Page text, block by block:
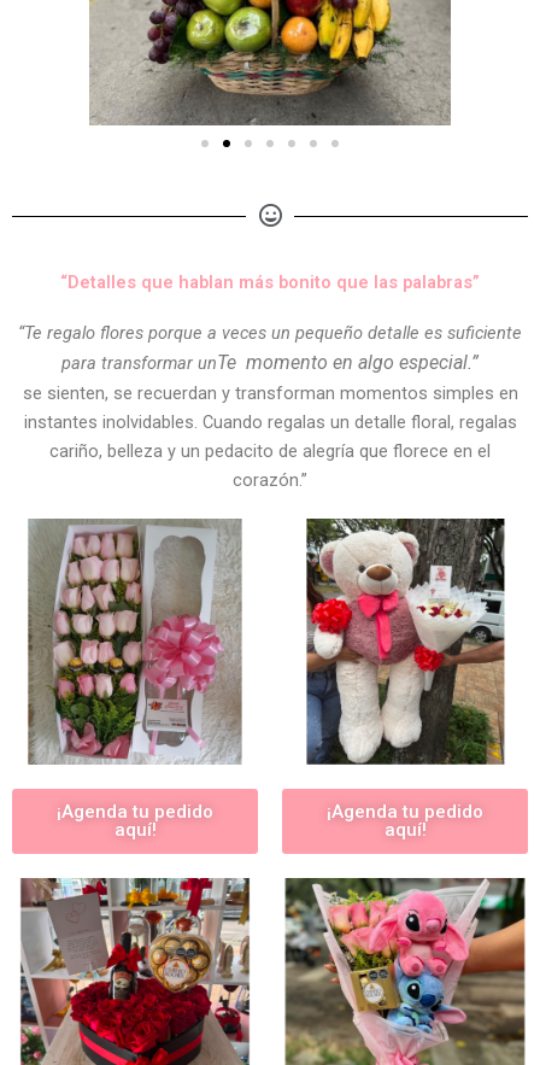
“Detalles que hablan más bonito que las palabras”
“Te regalo flores porque a veces un pequeño detalle es suficiente
para transformar unTe momento en algo especial.”
se sienten, se recuerdan y transforman momentos simples en
instantes inolvidables. Cuando regalas un detalle floral, regalas
cariño, belleza y un pedacito de alegría que florece en el
corazón.”
¡Agenda tu pedido
aquí!
¡Agenda tu pedido
aquí!